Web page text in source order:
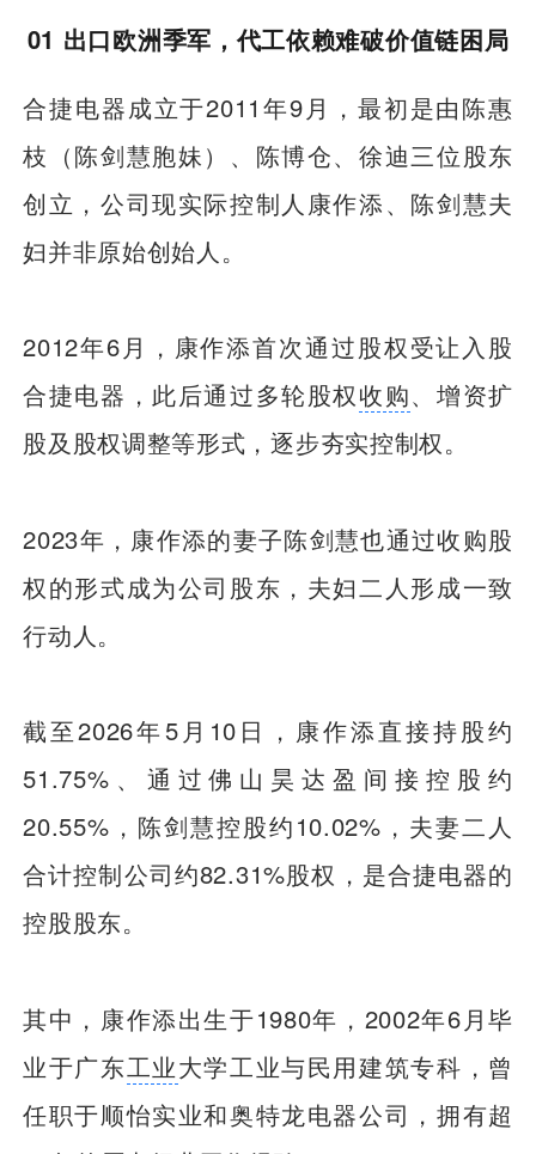
01 出口欧洲季军，代工依赖难破价值链困局
合捷电器成立于2011年9月，最初是由陈惠
枝（陈剑慧胞妹）、陈博仓、徐迪三位股东
创立，公司现实际控制人康作添、陈剑慧夫
妇并非原始创始人。
2012年6月，康作添首次通过股权受让入股
合捷电器，此后通过多轮股权收购、增资扩
股及股权调整等形式，逐步夯实控制权。
2023年，康作添的妻子陈剑慧也通过收购股
权的形式成为公司股东，夫妇二人形成一致
行动人。
截至2026年5月10日，康作添直接持股约
51.75%、通过佛山昊达盈间接控股约
20.55%，陈剑慧控股约10.02%，夫妻二人
合计控制公司约82.31%股权，是合捷电器的
控股股东。
其中，康作添出生于1980年，2002年6月毕
业于广东工业大学工业与民用建筑专科，曾
任职于顺怡实业和奥特龙电器公司，拥有超